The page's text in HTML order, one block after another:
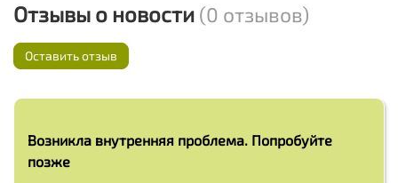
Отзывы о новости (0 отзывов)
Оставить отзыв
Возникла внутренняя проблема. Попробуйте
позже